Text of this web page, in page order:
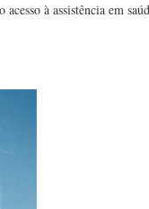
à assistência em